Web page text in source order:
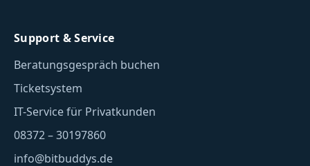
Support & Service
Beratungsgespräch buchen
Ticketsystem
IT-Service für Privatkunden
08372 – 30197860
info@bitbuddys.de